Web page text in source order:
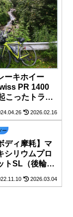
ーキホイー
PR 1400
こったトラブ
2026.02.16
ー
ディ摩耗】マ
リウムプロ
トSL（後輪）
2026.03.04